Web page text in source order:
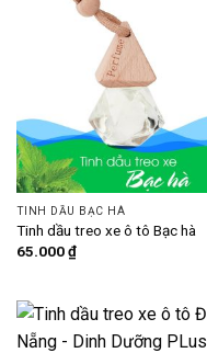
TINH DẦU BẠC HÀ
Tinh dầu treo xe ô tô Bạc hà
65.000₫